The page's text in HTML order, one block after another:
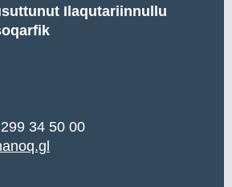
Ilaqutariinnullu
34 50 00